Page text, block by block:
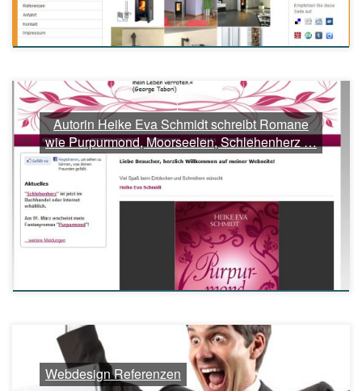
Autorin Heike Eva Schmidt schreibt Romane
wie Purpurmond, Moorseelen, Schlehenherz …
Webdesign Referenzen